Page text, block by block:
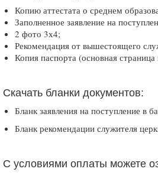
Копию аттестата о среднем
Заполненное заявление на
2 фото 3х4;
Рекомендация от вышестоящего
Копия паспорта (основная
Скачать бланки документов:
Бланк заявления на поступление в
Бланк рекомендации служителя
С условиями оплаты можете